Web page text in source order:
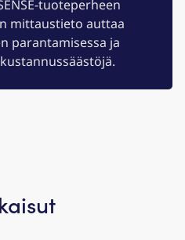
tuoteperheen
mittaustieto auttaa
parantamisessa ja